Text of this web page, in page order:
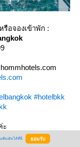
อจองเข้าพัก :
#hotelbkk
ะ
เพิ่มเติมได้ที่นี่